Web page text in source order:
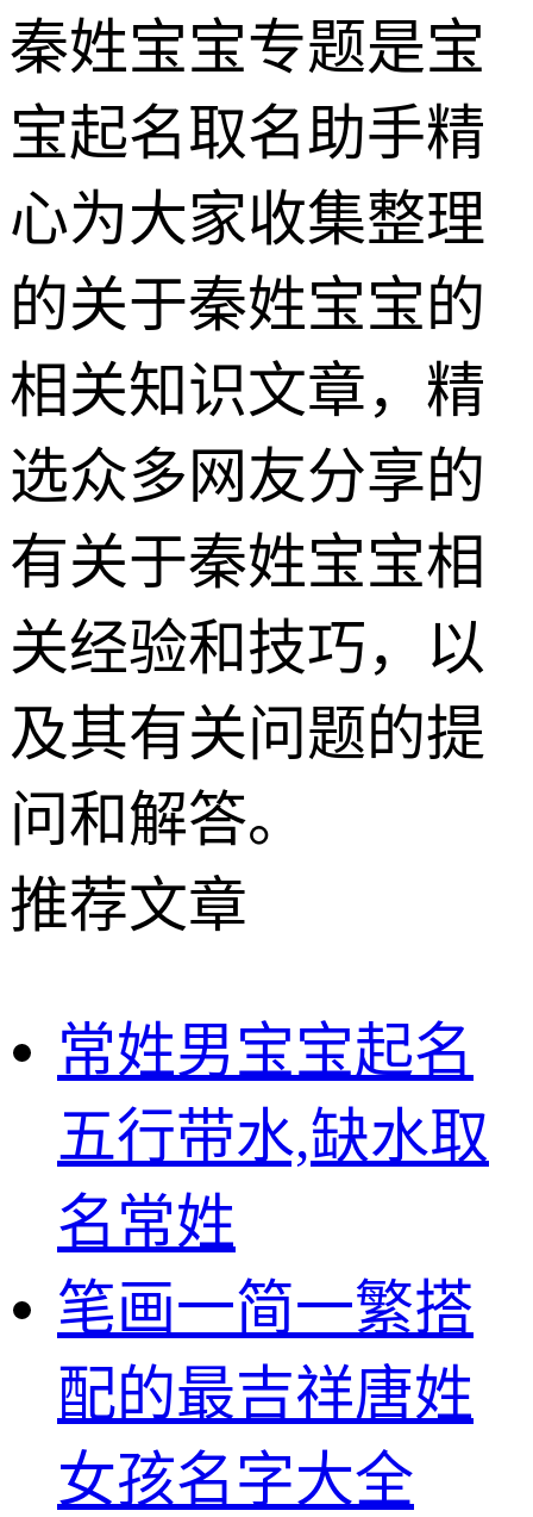
秦姓宝宝专题是宝
宝起名取名助手精
心为大家收集整理
的关于秦姓宝宝的
相关知识文章，精
选众多网友分享的
有关于秦姓宝宝相
关经验和技巧，以
及其有关问题的提
问和解答。
推荐文章
常姓男宝宝起名
五行带水,缺水取
名常姓
笔画一简一繁搭
配的最吉祥唐姓
女孩名字大全